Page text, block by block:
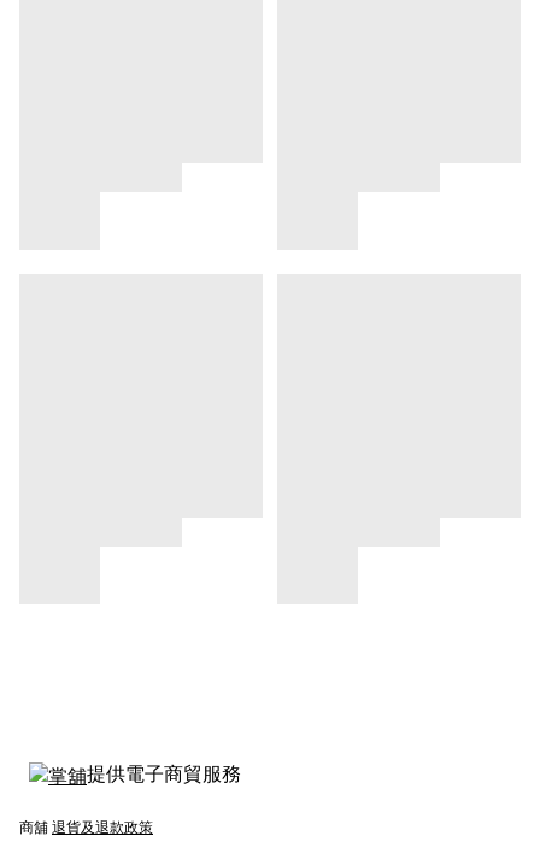
提供電子商貿服務
商舖 退貨及退款政策